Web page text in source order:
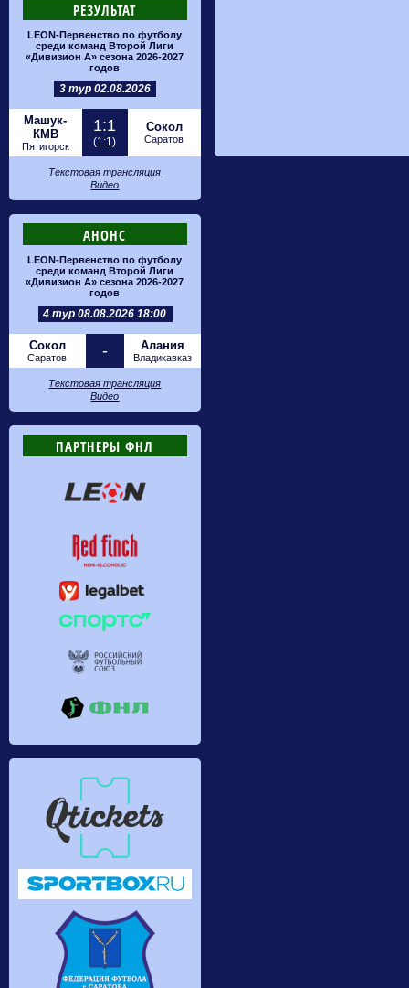
РЕЗУЛЬТАТ
LEON-Первенство по футболу
среди команд Второй Лиги
«Дивизион А» сезона 2026-2027
годов
3 тур 02.08.2026
Машук-
КМВ
Пятигорск
1:1
(1:1)
Сокол
Саратов
Текстовая трансляция
Видео
АНОНС
LEON-Первенство по футболу
среди команд Второй Лиги
«Дивизион А» сезона 2026-2027
годов
4 тур 08.08.2026 18:00
Сокол
Саратов - Алания
Владикавказ
Текстовая трансляция
Видео
ПАРТНЕРЫ ФНЛ